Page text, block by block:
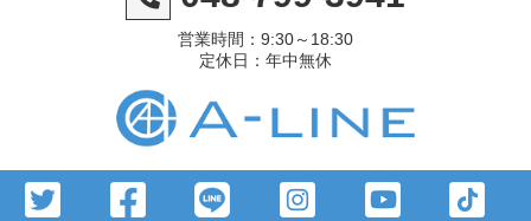
営業時間：9:30～18:30
定休日：年中無休